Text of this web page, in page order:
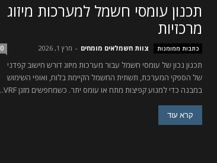
תכנון עומסי חשמל למערכות מיזוג
מרכזיות
כתבות ממומנות צוות חשמלאים מומחים - מרץ 1, 2026 0
תכנון נכון של עומסי חשמל עבור מערכות מיזוג דורש חישוב קפדני
של הספקי המערכת, תשתית החשמל הקיימת בלוח, ואופי השימוש
במבנה כדי למנוע קפיצות מתח או עומס יתר. כשמחפשים מזגן VRF...
קרא עוד